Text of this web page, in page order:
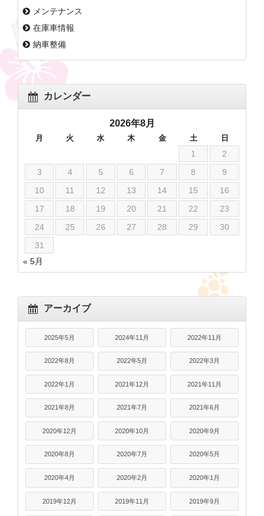
メンテナンス
在庫車情報
納車整備
カレンダー
2026年8月
月 火 水 木 金 土 日
1
2
3
4 5 6 7 8
9
10
11 12 13 14 15
16
17
18 19 20 21 22
23
24
25 26 27 28 29
30
31
« 5月
アーカイブ
2025年5月 2024年11月 2022年11月
2022年8月 2022年5月 2022年3月
2022年1月 2021年12月 2021年11月
2021年8月 2021年7月 2021年6月
2020年12月 2020年10月 2020年9月
2020年8月 2020年7月 2020年5月
2020年4月 2020年2月 2020年1月
2019年12月 2019年11月 2019年9月